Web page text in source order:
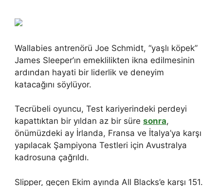
Wallabies antrenörü Joe Schmidt, “yaşlı köpek”
James Sleeper’ın emeklilikten ikna edilmesinin
ardından hayati bir liderlik ve deneyim
katacağını söylüyor.
Tecrübeli oyuncu, Test kariyerindeki perdeyi
kapattıktan bir yıldan az bir süre sonra,
önümüzdeki ay İrlanda, Fransa ve İtalya’ya karşı
yapılacak Şampiyona Testleri için Avustralya
kadrosuna çağrıldı.
Slipper, geçen Ekim ayında All Blacks’e karşı 151.